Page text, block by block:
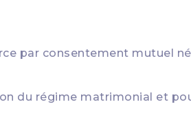
par consentement mutuel
du régime matrimonial et